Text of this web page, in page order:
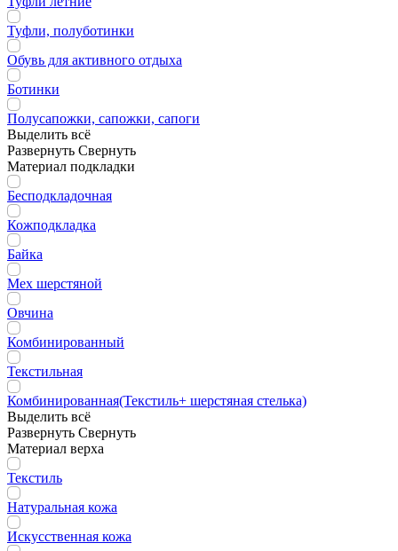
Туфли, полуботинки
Обувь для активного отдыха
Ботинки
Полусапожки, сапожки, сапоги
Выделить всё
Развернуть Свернуть
Материал подкладки
Бесподкладочная
Кожподкладка
Байка
Мех шерстяной
Овчина
Комбинированный
Текстильная
Комбинированная(Текстиль+ шерстяная стелька)
Выделить всё
Развернуть Свернуть
Материал верха
Текстиль
Натуральная кожа
Искусственная кожа